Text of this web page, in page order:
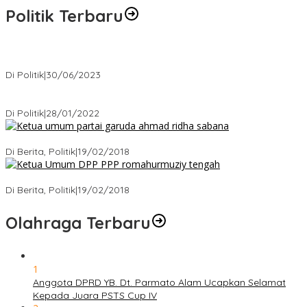
Politik Terbaru
Di Politik|30/06/2023
Di Politik|28/01/2022
Di Berita, Politik|19/02/2018
Di Berita, Politik|19/02/2018
Olahraga Terbaru
1
Anggota DPRD YB. Dt. Parmato Alam Ucapkan Selamat
Kepada Juara PSTS Cup IV